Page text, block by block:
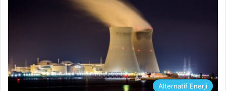
Alternatif Enerji